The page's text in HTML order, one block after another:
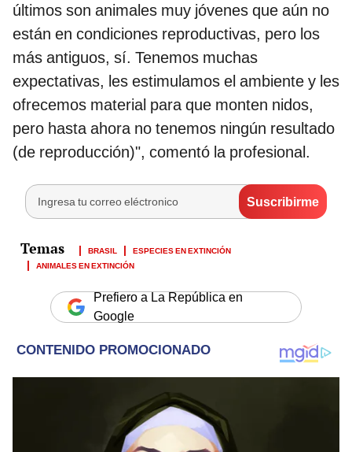
últimos son animales muy jóvenes que aún no
están en condiciones reproductivas, pero los
más antiguos, sí. Tenemos muchas
expectativas, les estimulamos el ambiente y les
ofrecemos material para que monten nidos,
pero hasta ahora no tenemos ningún resultado
(de reproducción)", comentó la profesional.
BRASIL
ESPECIES EN EXTINCIÓN
ANIMALES EN EXTINCIÓN
Prefiero a La República en
Google